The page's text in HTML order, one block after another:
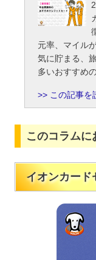
元率、マイル
気に貯まる、
多いおすすめ
この記事を
このコラムに
イオンカード